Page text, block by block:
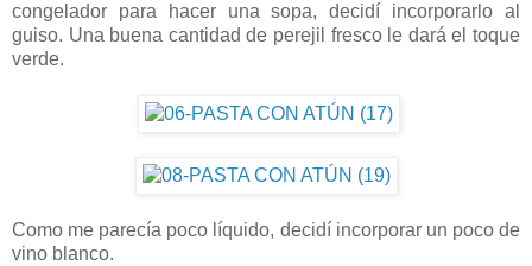
congelador para hacer una sopa, decidí incorporarlo al
guiso. Una buena cantidad de perejil fresco le dará el toque
verde.
Como me parecía poco líquido, decidí incorporar un poco de
vino blanco.